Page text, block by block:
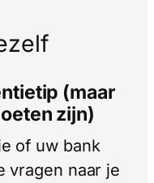
(maar
zijn)
of uw bank
vragen naar je